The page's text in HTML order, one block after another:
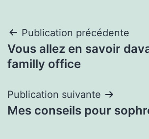
Navigation
de
Publication précédente
Vous allez en savoir
familly office
Publication suivante
Mes conseils pour